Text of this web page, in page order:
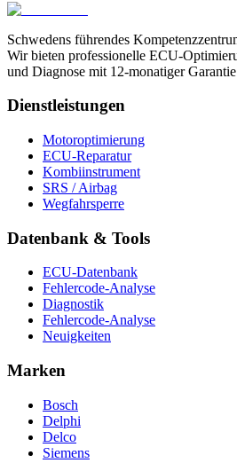
Schwedens führendes
Wir bieten professionelle ECU-
und Diagnose mit 12-monatiger
Dienstleistungen
Motoroptimierung
ECU-Reparatur
Kombiinstrument
SRS / Airbag
Wegfahrsperre
Datenbank & Tools
ECU-Datenbank
Fehlercode-Analyse
Diagnostik
Fehlercode-Analyse
Neuigkeiten
Marken
Bosch
Delphi
Delco
Siemens